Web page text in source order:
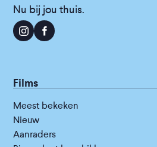
Nu bij jou thuis.
Films
Meest bekeken
Nieuw
Aanraders